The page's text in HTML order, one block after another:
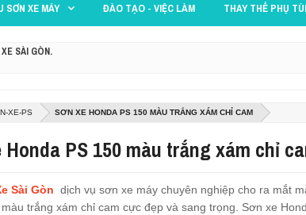
SƠN XE MÁY ĐÀO TẠO - VIỆC LÀM THAY THẾ PHỤ
SÀI GÒN.
NHÁM CỰC ĐẸP
ĐEN
XE-PS SƠN XE HONDA PS 150 MÀU TRẮNG XÁM CHỈ CAM
Honda PS 150 màu trắng xám chỉ
Sài Gòn dịch vụ sơn xe máy chuyên nghiệp cho ra mắt
trắng xám chỉ cam cực đẹp và sang trọng. Sơn xe